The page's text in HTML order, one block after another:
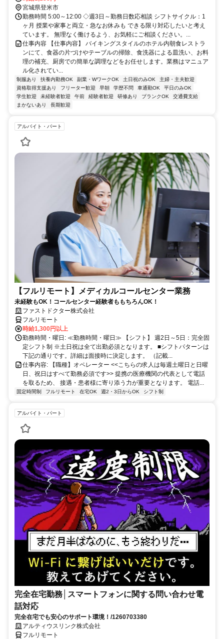
宮城県登米市
勤務時間 5:00～12:00 ◇週3日～勤務日数応相談 シフトサイクル：1
ヶ月 授業や家事と両立・急なお休みも できる限り対応したいと考え
ています。 無理なく働けるよう、お気軽にご相談ください。...
仕事内容 【仕事内容】 バイキングスタイルのホテル内朝食レストラ
ンにて、食器の片づけやテーブルの掃除、食洗器による皿洗い、お料
理の補充、厨房での簡単な調理などをお任せします。業務はマニュア
ル化されてい...
制服あり 扶養内勤務OK 副業・WワークOK 土日祝のみOK
主婦・主夫歓迎
資格取得支援あり
フリーター歓迎 早朝 学歴不問 車通勤OK
平日のみOK
学生歓迎
未経験者歓迎 午前 経験者歓迎 研修あり ブランクOK
交通費支給
まかないあり
長期歓迎
アルバイト・パート
【フルリモート】メディカルコールセンター業務
未経験もOK！コールセンター経験者ももちろんOK！
ファストドクター株式会社
フルリモート
時給1,300円以上
勤務時間・曜日: ≪勤務時間・曜日≫ 【シフト】 週2日～5日：完全固
定シフト制 ※土日祝は全て出勤必須となります。ㅤ ■シフトパターンは
下記の通りです。詳細は面接時に決定します。 （記載...
仕事内容: 【職種】オペレーター <<こちらの求人は毎週土曜日と日曜
日、祝日はすべて勤務必須です>> 提携の医療機関の代表として電話
を取るため、 接遇・患者様に寄り添う力が重要となります。 電話...
固定時間制 フルリモート 在宅OK 週2・3日からOK シフト制
アルバイト・パート
完全在宅勤務│スマートフォンに関する問い合わせ電
話対応
完全在宅でも安心のサポート環境！/1260703380
アルティウスリンク株式会社
フルリモート